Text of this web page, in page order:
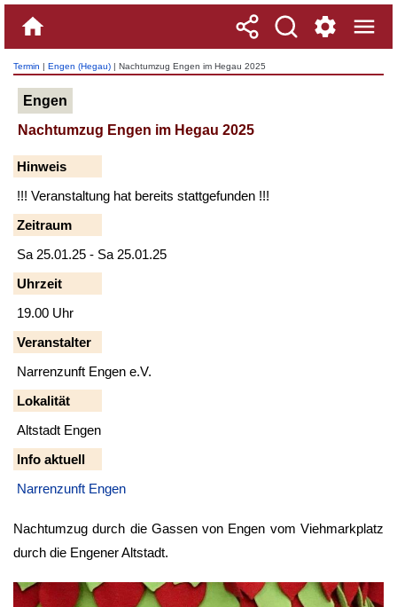
Termin | Engen (Hegau) | Nachtumzug Engen im Hegau 2025
Engen
Nachtumzug Engen im Hegau 2025
Hinweis
!!! Veranstaltung hat bereits stattgefunden !!!
Zeitraum
Sa 25.01.25 - Sa 25.01.25
Uhrzeit
19.00 Uhr
Veranstalter
Narrenzunft Engen e.V.
Lokalität
Altstadt Engen
Info aktuell
Narrenzunft Engen
Nachtumzug durch die Gassen von Engen vom Viehmarkplatz
durch die Engener Altstadt.